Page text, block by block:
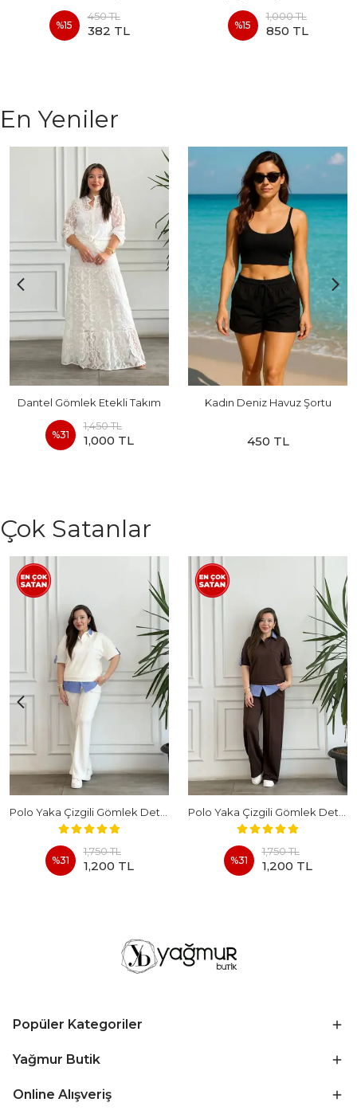
%15
450 TL
382 TL %15
1,000 TL
850 TL
En Yeniler
Dantel Gömlek Etekli Takım
%31
1,450 TL
1,000 TL
Kadın Deniz Havuz Şortu
450 TL
Çok Satanlar
%31
1,750 TL
1,200 TL %31
1,750 TL
1,200 TL
Popüler Kategoriler
Yağmur Butik
Online Alışveriş